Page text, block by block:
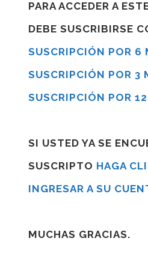
PARA ACCEDER A
DEBE SUSCRIBIRSE
SUSCRIPCIÓN POR 6
SUSCRIPCIÓN POR 3
SUSCRIPCIÓN POR
SI USTED YA SE
SUSCRIPTO HAGA
INGRESAR A SU
MUCHAS GRACIAS.